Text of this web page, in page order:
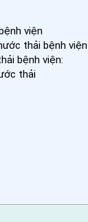
viện
thải bệnh viện
bệnh viện:
thải